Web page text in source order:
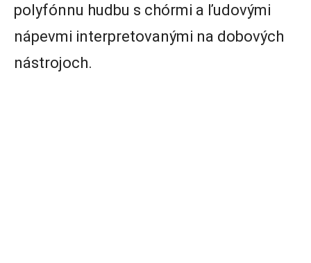
polyfónnu hudbu s chórmi a ľudovými
nápevmi interpretovanými na dobových
nástrojoch.